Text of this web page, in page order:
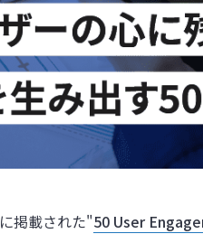
に掲載された"50 User